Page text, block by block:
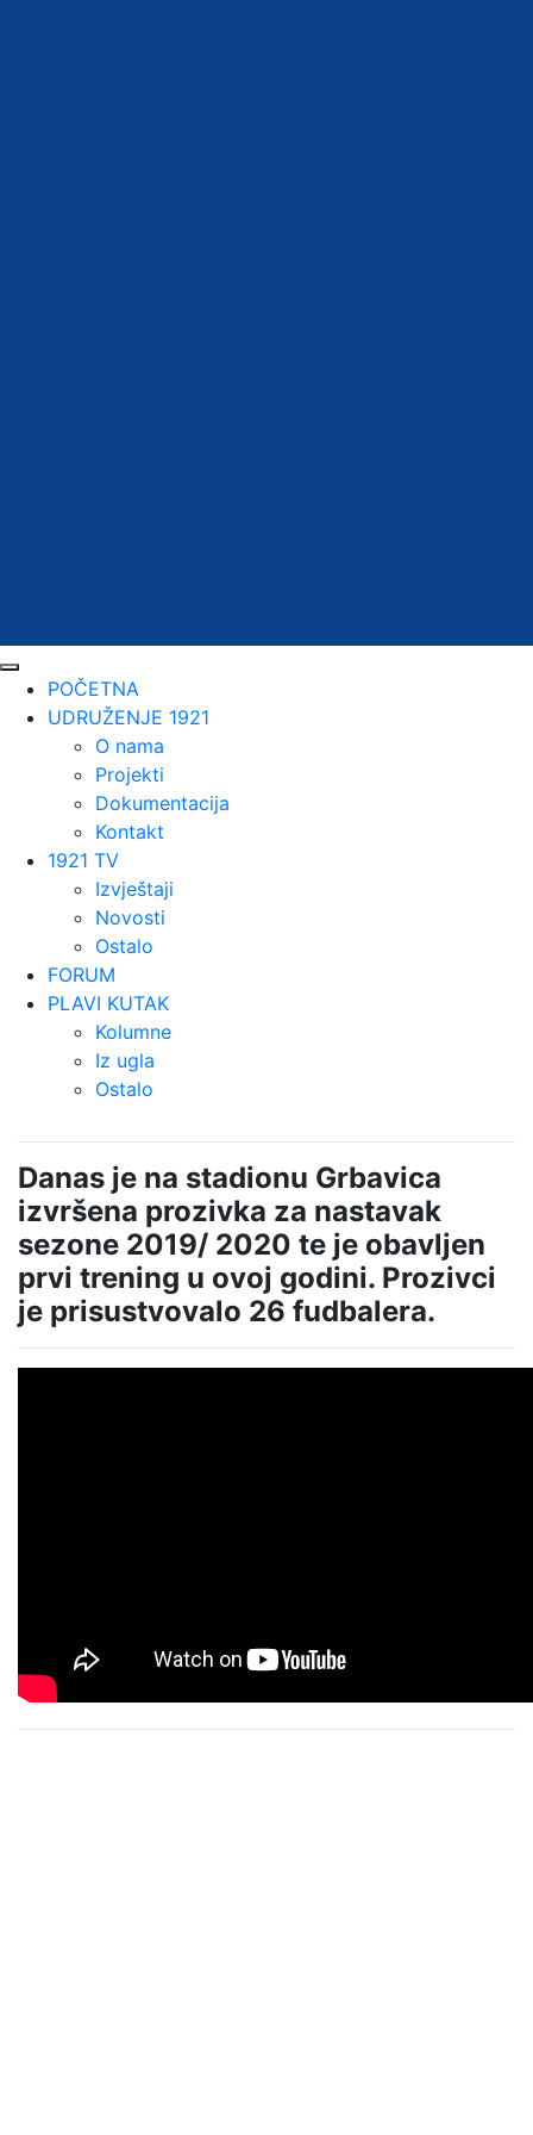
POČETNA
UDRUŽENJE 1921
O nama
Projekti
Dokumentacija
Kontakt
1921 TV
Izvještaji
Novosti
Ostalo
FORUM
PLAVI KUTAK
Kolumne
Iz ugla
Ostalo
Danas je na stadionu Grbavica
izvršena prozivka za nastavak
sezone 2019/ 2020 te je obavljen
prvi trening u ovoj godini. Prozivci
je prisustvovalo 26 fudbalera.